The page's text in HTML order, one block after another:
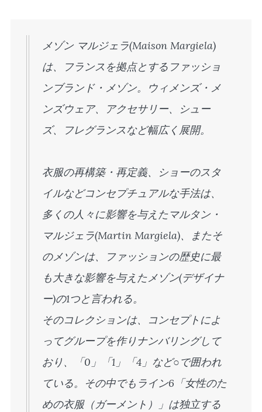
メゾン マルジェラ(Maison Margiela)
は、フランスを拠点とするファッショ
ンブランド・メゾン。ウィメンズ・メ
ンズウェア、アクセサリー、シュー
ズ、フレグランスなど幅広く展開。
衣服の再構築・再定義、ショーのスタ
イルなどコンセプチュアルな手法は、
多くの人々に影響を与えたマルタン・
マルジェラ(Martin Margiela)、またそ
のメゾンは、ファッションの歴史に最
も大きな影響を与えたメゾン(デザイナ
ー)の1つと言われる。
そのコレクションは、コンセプトによ
ってグループを作りナンバリングして
おり、「0」「1」「4」など○で囲われ
ている。その中でもライン6「女性のた
めの衣服（ガーメント）」は独立する